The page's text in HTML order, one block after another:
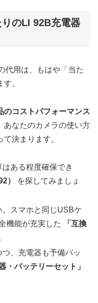
のLI 92B充電器
代用は、もはや「当た
。
のコストパフォーマンス
あなたのカメラの使い方
決まります。
はある程度確保でき
）
を探してみましょ
。スマホと同じUSBケ
機能が充実した
「互換
つ、充電器も予備バッ
・バッテリーセット」